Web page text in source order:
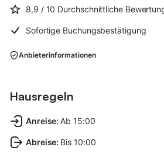
8,9 / 10 Durchschnittliche
Sofortige Buchungsbestätigung
Anbieterinformationen
Hausregeln
Anreise: Ab 15:00
Abreise: Bis 10:00